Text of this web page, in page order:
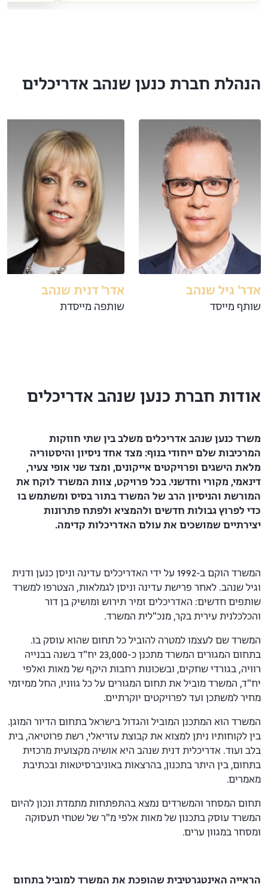
הנהלת חברת כנען שנהב אדריכלים
אדר' גיל שנהב
שותף מייסד
אדר' דנית שנהב
שותפה מייסדת
אודות חברת כנען שנהב אדריכלים
משרד כנען שנהב אדריכלים משלב בין שתי חוזקות
המרכיבות שלם ייחודי בנוף: מצד אחד ניסיון והיסטוריה
מלאת הישגים ופרויקטים אייקונים, ומצד שני אופי צעיר,
דינאמי, מקורי וחדשני. בכל פרויקט, צוות המשרד לוקח את
המורשת והניסיון הרב של המשרד בתור בסיס ומשתמש בו
כדי לפרוץ גבולות חדשים ולהמציא ולפתח פתרונות
יצירתיים שמושכים את עולם האדריכלות קדימה.
המשרד הוקם ב-1992 על ידי האדריכלים עדינה וניסן כנען ודנית
וגיל שנהב. לאחר פרישת עדינה וניסן לגמלאות, הצטרפו למשרד
שותפים חדשים: האדריכלים זמיר תירוש ומושיק בן דור
והכלכלנית עירית בקר, מנכ"לית המשרד.
המשרד שם לעצמו למטרה להוביל כל תחום שהוא עוסק בו.
בתחום המגורים המשרד מתכנן כ-23,000 יח"ד בשנה בבנייה
רוויה, בגורדי שחקים, ובשכונות רחבות היקף של מאות ואלפי
יח"ד, המשרד מוביל את תחום המגורים על כל גווניו, החל ממיזמי
מחיר למשתכן ועד לפרויקטים יוקרתיים.
המשרד הוא המתכנן המוביל והגדול בישראל בתחום הדיור המוגן.
בין לקוחותיו ניתן למצוא את קבוצת עזריאלי, רשת פרוטיאה, בית
בלב ועוד. אדריכלית דנית שנהב היא אושיה מקצועית מרכזית
בתחום, בין היתר בתכנון, בהרצאות באוניברסיטאות ובכתיבת
מאמרים.
תחום המסחר והמשרדים נמצא בהתפתחות מתמדת ונכון להיום
המשרד עוסק בתכנון של מאות אלפי מ"ר של שטחי תעסוקה
ומסחר במגוון ערים.
הראייה האינטגרטיבית שהופכת את המשרד למוביל בתחום